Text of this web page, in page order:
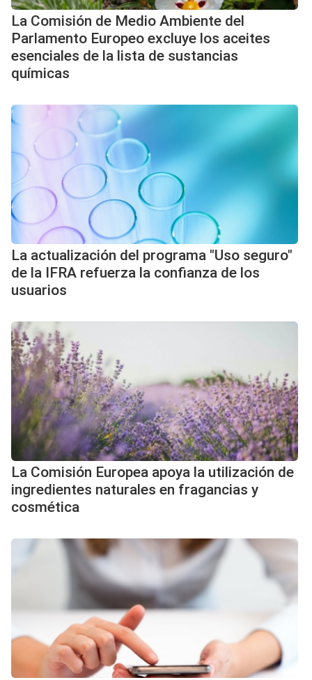
La Comisión de Medio Ambiente del
Parlamento Europeo excluye los aceites
esenciales de la lista de sustancias
químicas
La actualización del programa "Uso seguro"
de la IFRA refuerza la confianza de los
usuarios
La Comisión Europea apoya la utilización de
ingredientes naturales en fragancias y
cosmética